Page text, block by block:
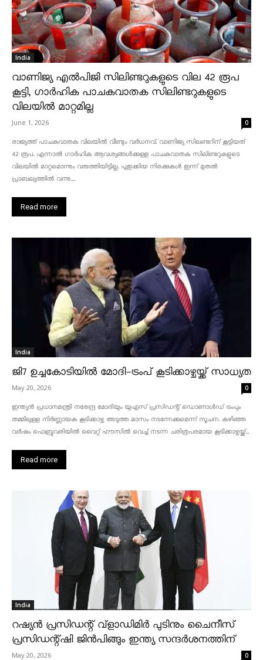
India
വാണിജ്യ എൽപിജി സിലിണ്ടറുകളുടെ വില 42 രൂപ
കൂട്ടി, ഗാർഹിക പാചകവാതക സിലിണ്ടറുകളുടെ
വിലയിൽ മാറ്റമില്ല
June 1, 2026 0
രാജ്യത്ത് പാചകവാതക വിലയിൽ വീണ്ടും വർധനവ്. വാണിജ്യ സിലണ്ടറിന് കൂട്ടിയത്
42 രൂപ. എന്നാൽ ഗാർഹിക ആവശ്യങ്ങൾക്കുള്ള പാചകവാതക സിലിണ്ടറുകളുടെ
വിലയിൽ മാറ്റമൊന്നും വരുത്തിയിട്ടില്ല. പുതുക്കിയ നിരക്കുകൾ ഇന്ന് മുതൽ
പ്രാബല്യത്തിൽ വന്നു....
Read more
India
ജി7 ഉച്ചകോടിയിൽ മോദി-ട്രംപ് കൂടിക്കാഴ്ചയ്ക്ക് സാധ്യത
May 20, 2026 0
ഇന്ത്യൻ പ്രധാനമന്ത്രി നരേന്ദ്ര മോദിയും യുഎസ് പ്രസിഡന്റ് ഡൊണാൾഡ് ട്രംപും
തമ്മിലുള്ള നിർണ്ണായക കൂടിക്കാഴ്ച അടുത്ത മാസം നടന്നേക്കുമെന്ന് സൂചന. കഴിഞ്ഞ
വർഷം ഫെബ്രുവരിയിൽ വൈറ്റ് ഹൗസിൽ വെച്ച് നടന്ന ചരിത്രപരമായ കൂടിക്കാഴ്ചയ്ക്ക്...
Read more
India
റഷ്യൻ പ്രസിഡന്റ് വ്‌ളാഡിമിർ പുടിനും ചൈനീസ്
പ്രസിഡന്റ്ഷി ജിൻപിങ്ങും ഇന്ത്യ സന്ദർശനത്തിന്
May 20, 2026 0